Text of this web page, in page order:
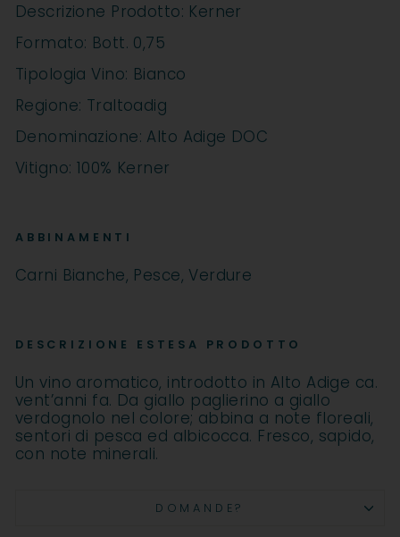
Descrizione Prodotto: Kerner
Formato: Bott. 0,75
Tipologia Vino: Bianco
Regione: Traltoadig
Denominazione: Alto Adige DOC
Vitigno: 100% Kerner
ABBINAMENTI
Carni Bianche, Pesce, Verdure
DESCRIZIONE ESTESA PRODOTTO
Un vino aromatico, introdotto in Alto Adige ca.
vent’anni fa. Da giallo paglierino a giallo
verdognolo nel colore; abbina a note floreali,
sentori di pesca ed albicocca. Fresco, sapido,
con note minerali.
DOMANDE?